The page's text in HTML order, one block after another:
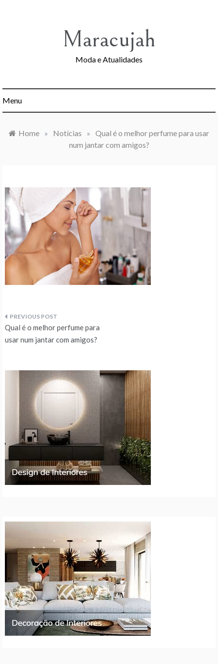
Maracujah
Moda e Atualidades
Menu
Home » Notícias » Qual é o melhor perfume para usar
num jantar com amigos?
Navegação
de
artigos
Qual é o melhor perfume para
usar num jantar com amigos?